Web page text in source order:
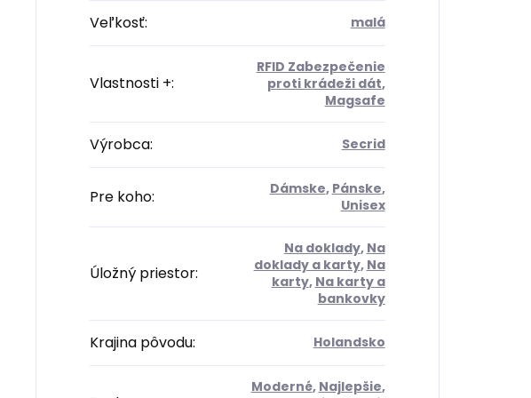
Veľkosť: malá
Vlastnosti +:
RFID Zabezpečenie
proti krádeži dát,
Magsafe
Výrobca: Secrid
Pre koho: Dámske, Pánske,
Unisex
Úložný priestor:
Na doklady, Na
doklady a karty, Na
karty, Na karty a
bankovky
Krajina pôvodu: Holandsko
Moderné, Najlepšie,